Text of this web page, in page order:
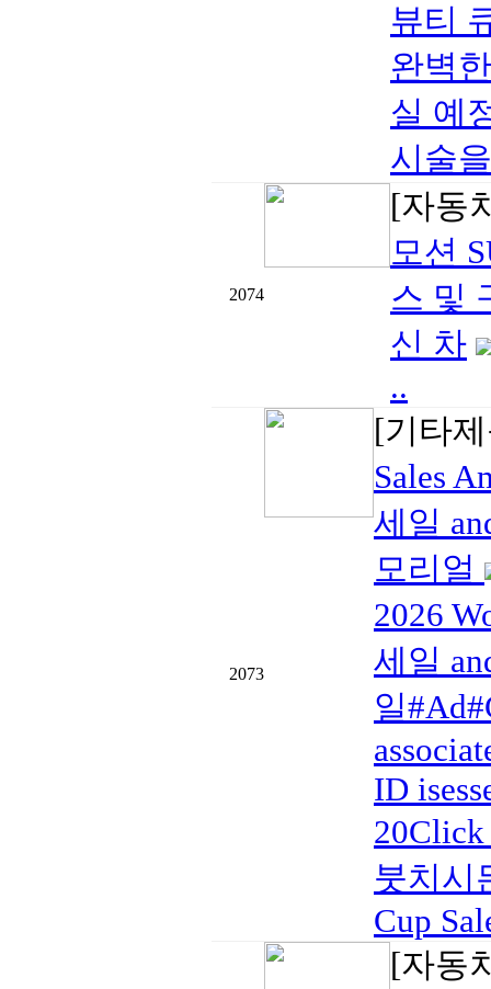
뷰티
완벽
실 예
시술
2074
[자동
모션
스 및
신 차
..
2073
[기타
Sales
세일
모리얼
2026
세일
일
ID
20Click
붓치시
Cup
[자동